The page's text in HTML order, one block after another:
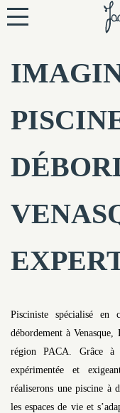
Pisciniste spécialisé en
débordement à
région PACA. Grâce à
expérimentée et
réaliserons une piscine à
les espaces de vie et
NOS
NOTRE
NOS
NOS
CONTACTEZ-